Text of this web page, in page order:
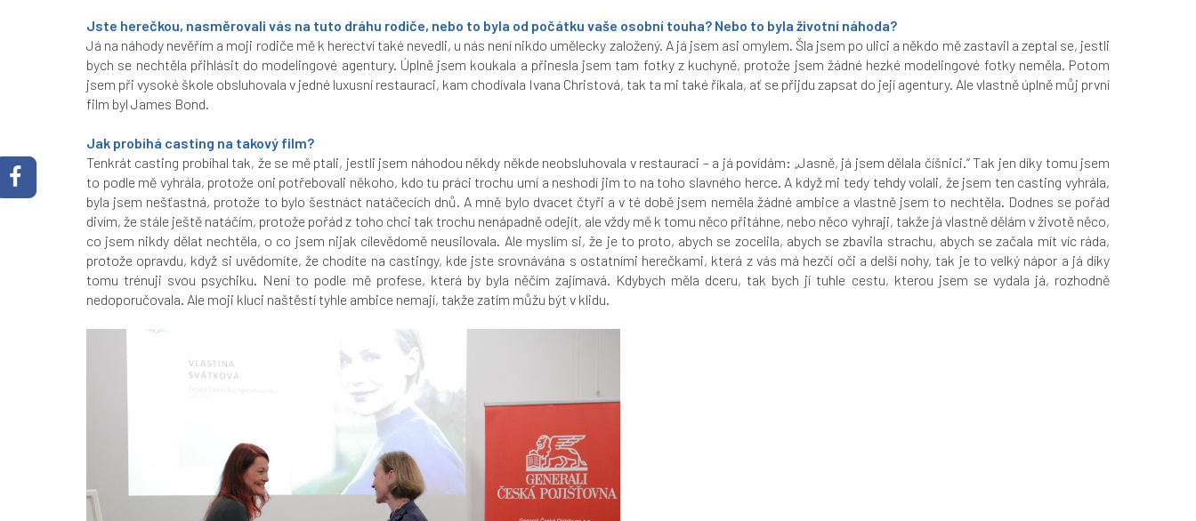
Jste herečkou, nasměrovali vás na tuto dráhu rodiče, nebo to byla od počátku vaše osobní touha? Nebo to byla životní náhoda?
Já na náhody nevěřím a moji rodiče mě k herectví také nevedli, u nás není nikdo umělecky založený. A já jsem asi omylem. Šla jsem po ulici a někdo mě zastavil a zeptal se, jestli
bych se nechtěla přihlásit do modelingové agentury. Úplně jsem koukala a přinesla jsem tam fotky z kuchyně, protože jsem žádné hezké modelingové fotky neměla. Potom
jsem při vysoké škole obsluhovala v jedné luxusní restauraci, kam chodívala Ivana Christová, tak ta mi také říkala, ať se přijdu zapsat do její agentury. Ale vlastně úplně můj první
film byl James Bond.
Jak probíhá casting na takový film?
Tenkrát casting probíhal tak, že se mě ptali, jestli jsem náhodou někdy někde neobsluhovala v restauraci – a já povídám: „Jasně, já jsem dělala číšnici.“ Tak jen díky tomu jsem
to podle mě vyhrála, protože oni potřebovali někoho, kdo tu práci trochu umí a neshodí jim to na toho slavného herce. A když mi tedy tehdy volali, že jsem ten casting vyhrála,
byla jsem nešťastná, protože to bylo šestnáct natáčecích dnů. A mně bylo dvacet čtyři a v té době jsem neměla žádné ambice a vlastně jsem to nechtěla. Dodnes se pořád
divím, že stále ještě natáčím, protože pořád z toho chci tak trochu nenápadně odejít, ale vždy mě k tomu něco přitáhne, nebo něco vyhraji, takže já vlastně dělám v životě něco,
co jsem nikdy dělat nechtěla, o co jsem nijak cílevědomě neusilovala. Ale myslím si, že je to proto, abych se zocelila, abych se zbavila strachu, abych se začala mít víc ráda,
protože opravdu, když si uvědomíte, že chodíte na castingy, kde jste srovnávána s ostatními herečkami, která z vás má hezčí oči a delší nohy, tak je to velký nápor a já díky
tomu trénuji svou psychiku. Není to podle mě profese, která by byla něčím zajímavá. Kdybych měla dceru, tak bych jí tuhle cestu, kterou jsem se vydala já, rozhodně
nedoporučovala. Ale moji kluci naštěstí tyhle ambice nemají, takže zatím můžu být v klidu.